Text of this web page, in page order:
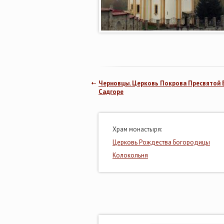
Черновцы. Церковь Покрова Пресвятой
Садгоре
Храм монастыря:
Церковь Рождества Богородицы
Колокольня